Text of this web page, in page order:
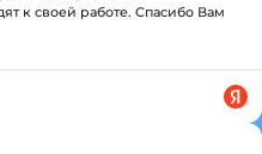
к своей работе. Спасибо Вам